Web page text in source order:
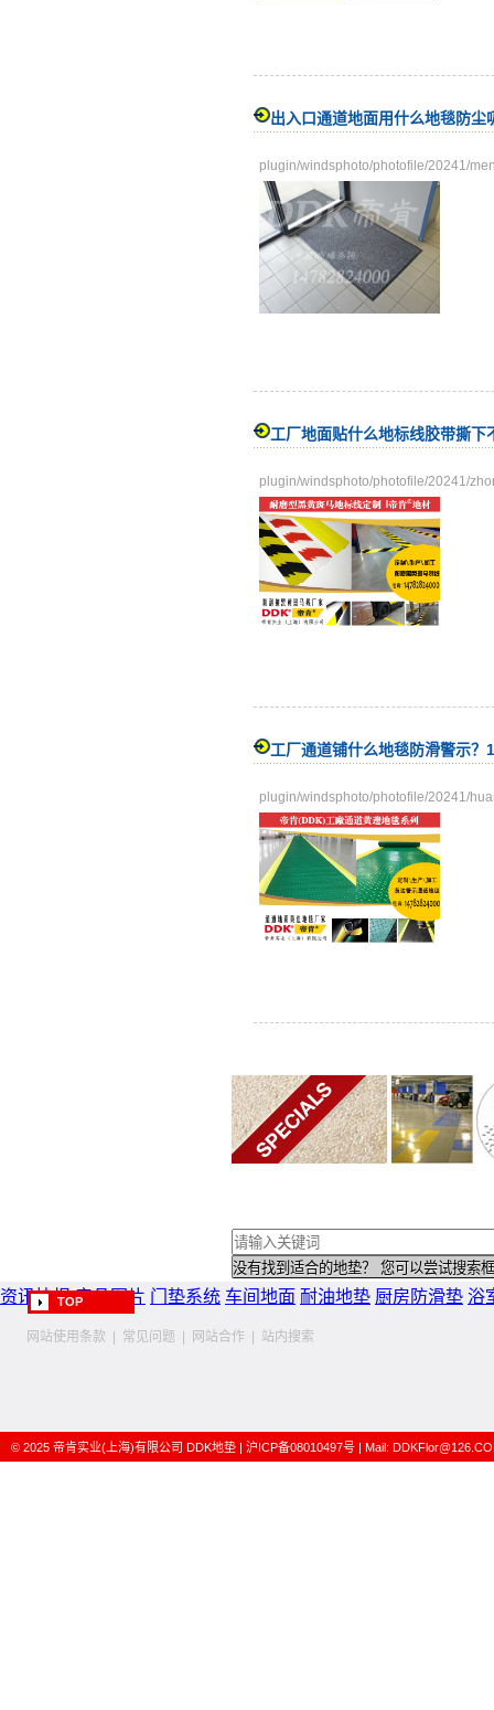
出入口通道地面用什么地毯防
plugin/windsphoto/photofile/20241/
工厂地面贴什么地标线胶带撕
plugin/windsphoto/photofile/20241/
工厂通道铺什么地毯防滑警示
plugin/windsphoto/photofile/20241/
网站使用条款 常见问题 网站合作 站内搜索
© 2025 帝肯实业(上海)有限公司 DDK地垫 | 沪ICP备08010497号 | Mail:
TOP
资讯快报 产品图片 门垫系统 车间地面 耐油地垫 厨房防滑垫 浴